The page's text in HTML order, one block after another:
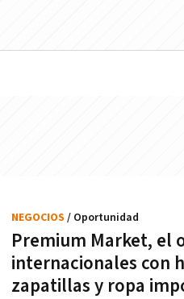
Premium Market, el
internacionales con
zapatillas y ropa
NEGOCIOS / Oportunidad